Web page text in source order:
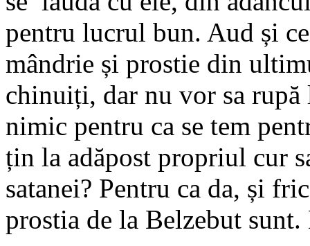
pentru lucrul bun. Aud și
mândrie și prostie din
chinuiți, dar nu vor sa
nimic pentru ca se tem
țin la adăpost propriul cur
satanei? Pentru ca da, și
prostia de la Belzebut